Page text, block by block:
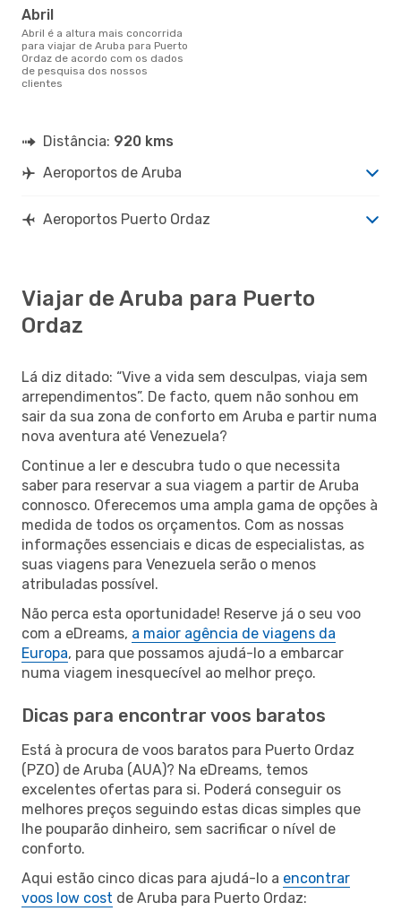
abril
abril é a altura mais concorrida
para viajar de Aruba para Puerto
Ordaz de acordo com os dados
de pesquisa dos nossos
clientes
Distância: 920 kms
Aeroportos de Aruba
Aeroportos Puerto Ordaz
Viajar de Aruba para Puerto
Ordaz
Lá diz ditado: “Vive a vida sem desculpas, viaja sem
arrependimentos”. De facto, quem não sonhou em
sair da sua zona de conforto em Aruba e partir numa
nova aventura até Venezuela?
Continue a ler e descubra tudo o que necessita
saber para reservar a sua viagem a partir de Aruba
connosco. Oferecemos uma ampla gama de opções à
medida de todos os orçamentos. Com as nossas
informações essenciais e dicas de especialistas, as
suas viagens para Venezuela serão o menos
atribuladas possível.
Não perca esta oportunidade! Reserve já o seu voo
com a eDreams, a maior agência de viagens da
Europa, para que possamos ajudá-lo a embarcar
numa viagem inesquecível ao melhor preço.
Dicas para encontrar voos baratos
Está à procura de voos baratos para Puerto Ordaz
(PZO) de Aruba (AUA)? Na eDreams, temos
excelentes ofertas para si. Poderá conseguir os
melhores preços seguindo estas dicas simples que
lhe pouparão dinheiro, sem sacrificar o nível de
conforto.
Aqui estão cinco dicas para ajudá-lo a encontrar
voos low cost de Aruba para Puerto Ordaz: